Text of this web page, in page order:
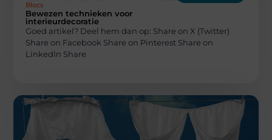
Blocs
Bewezen technieken voor
interieurdecoratie
Goed artikel? Deel hem dan op: Share on X (Twitter)
Share on Facebook Share on Pinterest Share on
LinkedIn Share